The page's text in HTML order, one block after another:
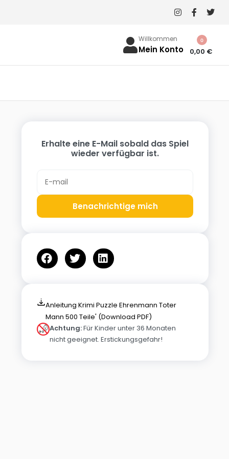
Willkommen
Mein Konto 0,00 €
0
Erhalte eine E-Mail sobald das Spiel
wieder verfügbar ist.
Benachrichtige mich
Anleitung Krimi Puzzle Ehrenmann Toter
Mann 500 Teile' (Download PDF)
Achtung:Für Kinder unter 36 Monaten
nicht geeignet. Erstickungsgefahr!